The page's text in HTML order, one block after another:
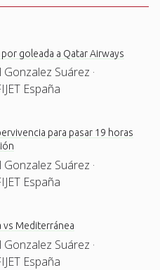
goleada a Qatar Airways
Suárez ·
España
para pasar 19 horas
Suárez ·
España
vs Mediterránea
Suárez ·
España